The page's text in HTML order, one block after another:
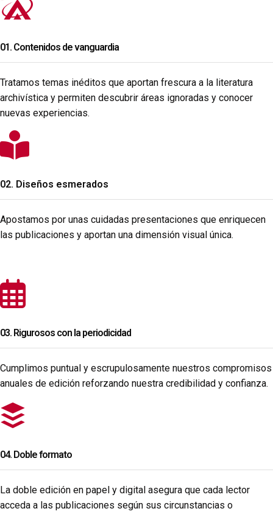
01. Contenidos de vanguardia
Tratamos temas inéditos que aportan frescura a la literatura
archivística y permiten descubrir áreas ignoradas y conocer
nuevas experiencias.
02. Diseños esmerados
Apostamos por unas cuidadas presentaciones que enriquecen
las publicaciones y aportan una dimensión visual única.
03. Rigurosos con la periodicidad
Cumplimos puntual y escrupulosamente nuestros compromisos
anuales de edición reforzando nuestra credibilidad y confianza.
04. Doble formato
La doble edición en papel y digital asegura que cada lector
acceda a las publicaciones según sus circunstancias o